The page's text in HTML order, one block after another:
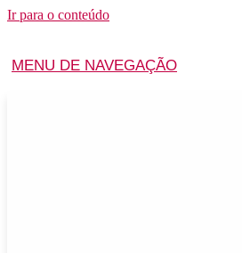
Ir para o conteúdo
MENU DE NAVEGAÇÃO